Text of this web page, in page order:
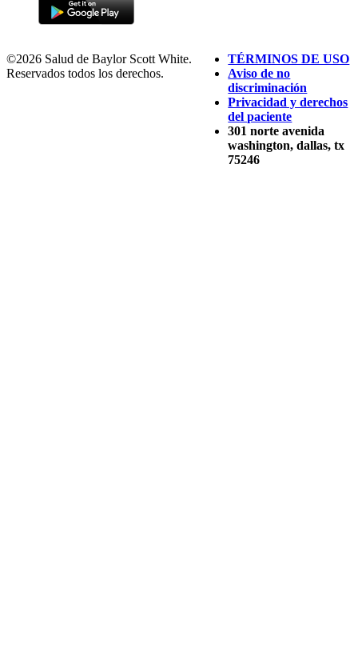
©2026 Salud de Baylor Scott White.
Reservados todos los derechos.
TÉRMINOS DE USO
Aviso de no
discriminación
Privacidad y derechos
del paciente
301 norte avenida
washington, dallas, tx
75246